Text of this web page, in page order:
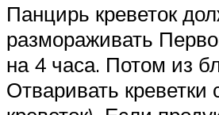
Панцирь креветок
размораживать
на 4 часа. Потом из
Отваривать